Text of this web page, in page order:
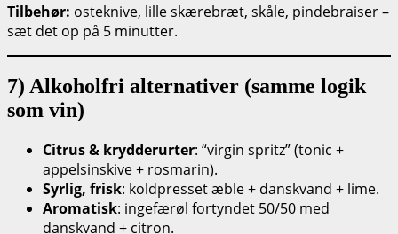
Tilbehør: osteknive, lille skærebræt, skåle, pindebraiser –
sæt det op på 5 minutter.
7) Alkoholfri alternativer (samme logik
som vin)
Citrus & krydderurter: “virgin spritz” (tonic +
appelsinskive + rosmarin).
Syrlig, frisk: koldpresset æble + danskvand + lime.
Aromatisk: ingefærøl fortyndet 50/50 med
danskvand + citron.